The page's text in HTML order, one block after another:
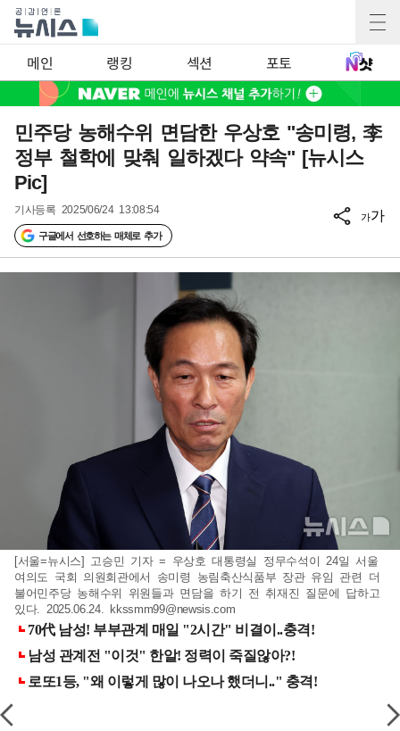
메인 랭킹 섹션 포토
민주당 농해수위 면담한 우상호 "송미령, 李
정부 철학에 맞춰 일하겠다 약속" [뉴시스
Pic]
기사등록 2025/06/24 13:08:54
구글에서 선호하는 매체로 추가
가가
[서울=뉴시스] 고승민 기자 = 우상호 대통령실 정무수석이 24일 서울
여의도 국회 의원회관에서 송미령 농림축산식품부 장관 유임 관련 더
불어민주당 농해수위 위원들과 면담을 하기 전 취재진 질문에 답하고
있다. 2025.06.24. kkssmm99@newsis.com